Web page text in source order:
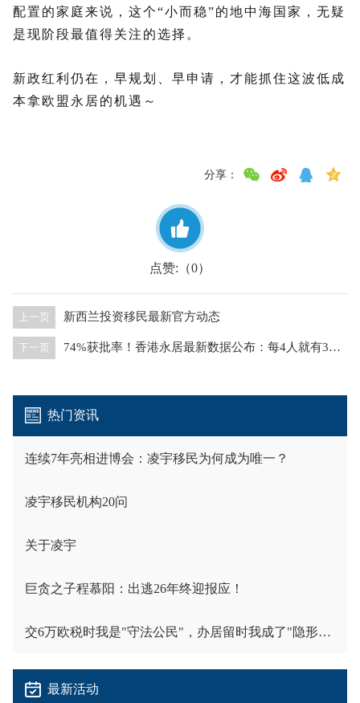
配置的家庭来说，这个“小而稳”的地中海国家，无疑
是现阶段最值得关注的选择。
新政红利仍在，早规划、早申请，才能抓住这波低成
本拿欧盟永居的机遇～
分享：
点赞:（0）
上一页 新西兰投资移民最新官方动态
下一页 74%获批率！香港永居最新数据公布：每4人就有3个成功
热门资讯
连续7年亮相进博会：凌宇移民为何成为唯一？
凌宇移民机构20问
关于凌宇
巨贪之子程慕阳：出逃26年终迎报应！
交6万欧税时我是"守法公民"，办居留时我成了"隐形人"
最新活动